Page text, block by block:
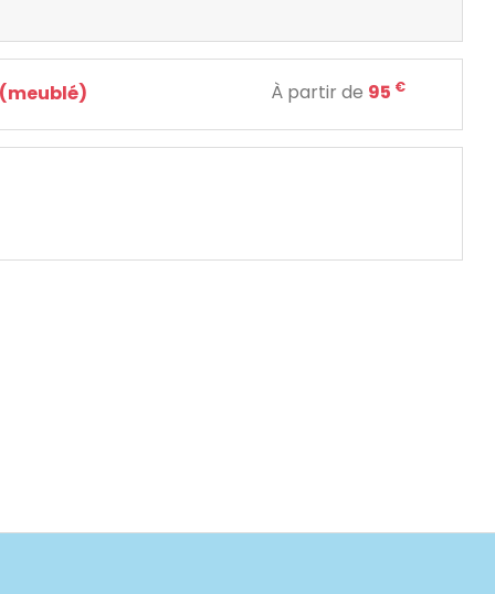
À partir de 95 €